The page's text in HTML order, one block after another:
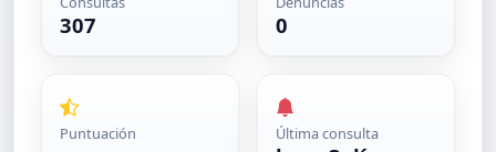
307 0
Puntuación Última consulta